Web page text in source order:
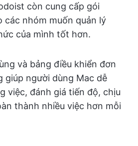
còn cung cấp gói
các nhóm muốn quản lý
của mình tốt hơn.
và bảng điều khiển đơn
giúp người dùng Mac dễ
việc, đánh giá tiến độ, chịu
thành nhiều việc hơn mỗi